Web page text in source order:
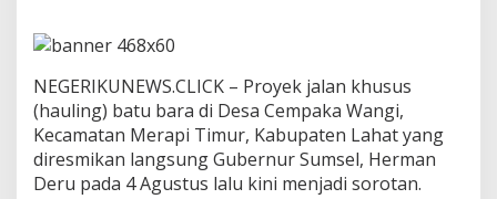
a
n
H
a
u
NEGERIKUNEWS.CLICK – Proyek jalan khusus
(hauling) batu bara di Desa Cempaka Wangi,
Kecamatan Merapi Timur, Kabupaten Lahat yang
diresmikan langsung Gubernur Sumsel, Herman
Deru pada 4 Agustus lalu kini menjadi sorotan.